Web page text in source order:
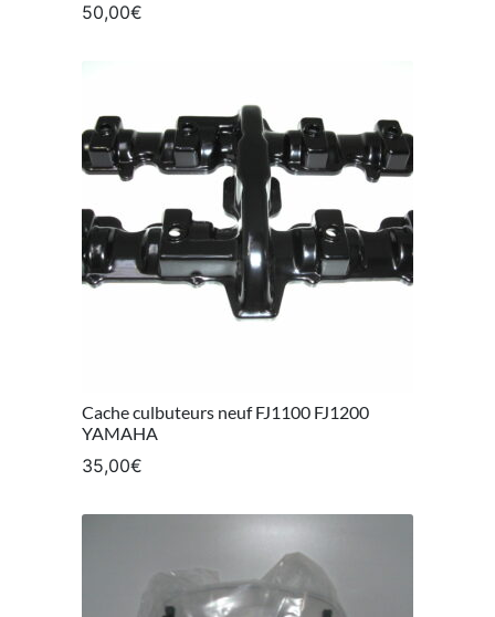
50,00€
Cache culbuteurs neuf FJ1100 FJ1200
YAMAHA
35,00€